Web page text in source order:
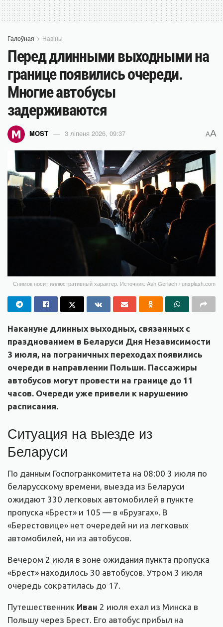
Галоўная Навіны
Перед длинными выходными на
границе появились очереди.
Многие автобусы
задерживаются
MOST 3 ліпеня 2026, 09:37 AA
Снимок носит иллюстративный характер. Источник: Ash Gerlach / unsplash.com
Накануне длинных выходных, связанных с
празднованием в Беларуси Дня Независимости
3 июля, на пограничных переходах появились
очереди в направлении Польши. Пассажиры
автобусов могут провести на границе до 11
часов. Очереди уже привели к нарушению
расписания.
Ситуация на выезде из
Беларуси
По данным Госпогранкомитета на 08:00 3 июля по
беларусскому времени, выезда из Беларуси
ожидают 330 легковых автомобилей в пункте
пропуска «Брест» и 105 — в «Брузгах». В
«Берестовице» нет очередей ни из легковых
автомобилей, ни из автобусов.
Вечером 2 июля в зоне ожидания пункта пропуска
«Брест» находилось 30 автобусов. Утром 3 июля
очередь сократилась до 17.
Путешественник Иван 2 июля ехал из Минска в
Польшу через Брест. Его автобус прибыл на